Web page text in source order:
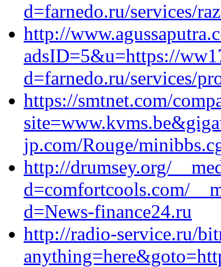
d=farnedo.ru/services/
http://
adsID=5&u=https://
d=farnedo.ru/services/
https://smtnet.com/
jp.com/Rouge/
http://drumsey.org/
d=comfortcools.com/
d=News-finance24.ru
http://radio-service.ru/